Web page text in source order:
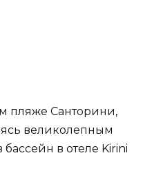
пляже Санторини,
великолепным
в отеле Kirini